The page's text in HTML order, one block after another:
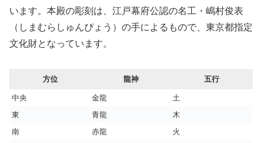
います。本殿の彫刻は、江戸幕府公認の名工・嶋村俊表
（しまむらしゅんぴょう）の手によるもので、東京都指定
文化財となっています。
方位 龍神 五行
中央 金龍
土
東
青龍
木
南
赤龍
火